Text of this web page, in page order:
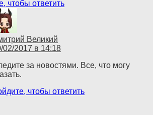
чтобы ответить
Великий
02/2017 в 14:18
за новостями. Все, что могу
чтобы ответить